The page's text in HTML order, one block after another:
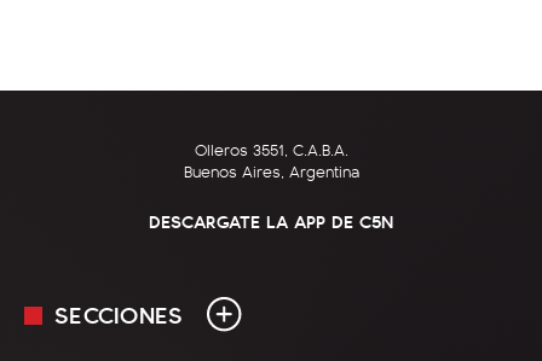
Olleros 3551, C.A.B.A.
Buenos Aires, Argentina
DESCARGATE LA APP DE C5N
SECCIONES